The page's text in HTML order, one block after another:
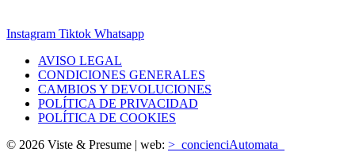
Instagram Tiktok Whatsapp
AVISO LEGAL
CONDICIONES GENERALES
CAMBIOS Y DEVOLUCIONES
POLÍTICA DE PRIVACIDAD
POLÍTICA DE COOKIES
© 2026 Viste & Presume | web: >_concienciAutomata_